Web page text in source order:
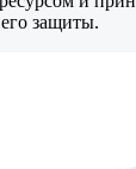
защиты.